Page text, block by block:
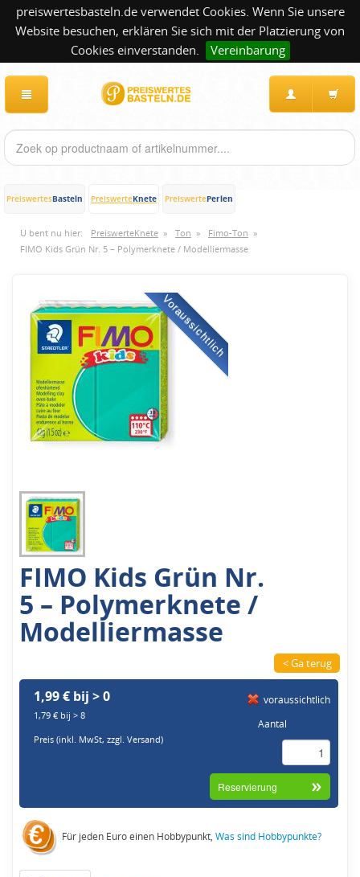
preiswertesbasteln.de verwendet Cookies. Wenn Sie unsere
Website besuchen, erklären Sie sich mit der Platzierung von
Cookies einverstanden.
Vereinbarung
PreiswertesBasteln PreiswerteKnete PreiswertePerlen
U bent nu hier: PreiswerteKnete » Ton » Fimo-Ton »
FIMO Kids Grün Nr. 5 – Polymerknete / Modelliermasse
Voraussichtlich
FIMO Kids Grün Nr.
5 – Polymerknete /
Modelliermasse
< Ga terug
1,99 € bij > 0
1,79 € bij > 8
Preis (inkl. MwSt,zzgl. Versand)
voraussichtlich
Aantal
Für jeden Euro einen Hobbypunkt,Was sind Hobbypunkte?